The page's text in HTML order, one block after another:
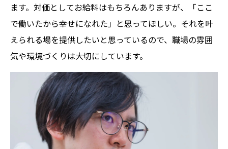
ます。対価としてお給料はもちろんありますが、「ここ
で働いたから幸せになれた」と思ってほしい。それを叶
えられる場を提供したいと思っているので、職場の雰囲
気や環境づくりは大切にしています。